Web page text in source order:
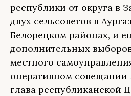
республики от округа в
двух сельсоветов в
Белорецком районах, и
дополнительных
местного
оперативном
глава республиканской